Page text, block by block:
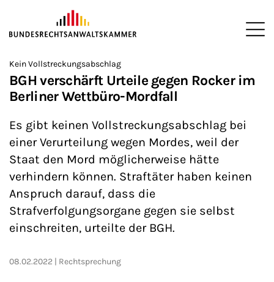
ZUM HAUPTINHALT SPRINGEN
Sie befinden sich hier:
>
Startseite
>
Newsroom
>
News
Kein Vollstreckungsabschlag
BGH verschärft Urteile gegen Rocker im
Berliner Wettbüro-Mordfall
Es gibt keinen Vollstreckungsabschlag bei
einer Verurteilung wegen Mordes, weil der
Staat den Mord möglicherweise hätte
verhindern können. Straftäter haben keinen
Anspruch darauf, dass die
Strafverfolgungsorgane gegen sie selbst
einschreiten, urteilte der BGH.
08.02.2022 Rechtsprechung